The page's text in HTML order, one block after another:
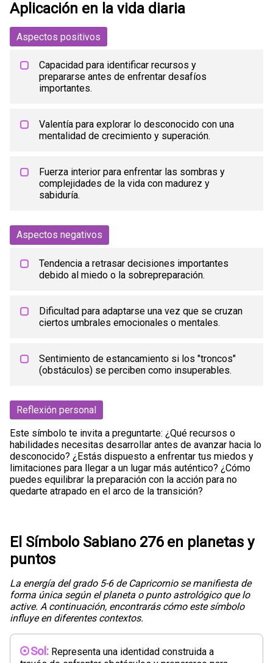
Aplicación en la vida diaria
Aspectos positivos
Capacidad para identificar recursos y
prepararse antes de enfrentar desafíos
importantes.
Valentía para explorar lo desconocido con una
mentalidad de crecimiento y superación.
Fuerza interior para enfrentar las sombras y
complejidades de la vida con madurez y
sabiduría.
Aspectos negativos
Tendencia a retrasar decisiones importantes
debido al miedo o la sobrepreparación.
Dificultad para adaptarse una vez que se cruzan
ciertos umbrales emocionales o mentales.
Sentimiento de estancamiento si los "troncos"
(obstáculos) se perciben como insuperables.
Reflexión personal
Este símbolo te invita a preguntarte: ¿Qué recursos o
habilidades necesitas desarrollar antes de avanzar hacia lo
desconocido? ¿Estás dispuesto a enfrentar tus miedos y
limitaciones para llegar a un lugar más auténtico? ¿Cómo
puedes equilibrar la preparación con la acción para no
quedarte atrapado en el arco de la transición?
El Símbolo Sabiano 276 en planetas y
puntos
La energía del grado 5-6 de Capricornio se manifiesta de
forma única según el planeta o punto astrológico que lo
active. A continuación, encontrarás cómo este símbolo
influye en diferentes contextos.
Sol: Representa una identidad construida a